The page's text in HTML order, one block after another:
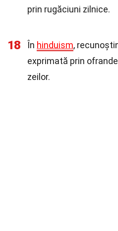
prin rugăciuni zilnice.
18 În hinduism,
exprimată prin
zeilor.